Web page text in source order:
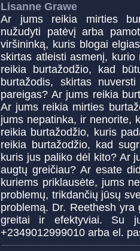
Lisanne Grawe
Ar jums reikia mirties
nužudyti patėvį arba
viršininką, kuris blogai
skirtas atleisti asmenį,
reikia burtažodžio, kad
burtažodis, skirtas
pareigas? Ar jums reikia
Ar jums reikia mirties
jums nepatinka, ir nenorite,
reikia burtažodžio, kuris
reikia burtažodžio, kad
kuris jus paliko dėl kito? Ar
augtų greičiau? Ar esate
kuriems priklausėte, jums
problemų, trikdančių jūsų
problemą. Dr. Reethesh
greitai ir efektyviai. Su
+2349012999010 arba el.